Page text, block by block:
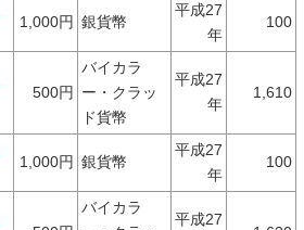
1,000円 銀貨幣
平成27
年
100
500円
バイカラ
ー・クラッ
ド貨幣
平成27
年
1,610
1,000円 銀貨幣
平成27
年
100
バイカラ
平成27